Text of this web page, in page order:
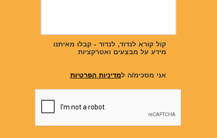
קול קורא לנדוד, לנדוד - קבלו מאיתנו
מידע על מבצעים ואטרקציות
אני מסכימ/ה למדיניות הפרטיות